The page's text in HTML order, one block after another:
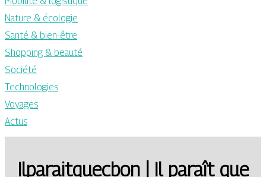
Nature & écologie
Santé & bien-être
Shopping & beauté
Société
Technologies
Voyages
Actus
Il­pa­rait­quecbon | Il paraît que